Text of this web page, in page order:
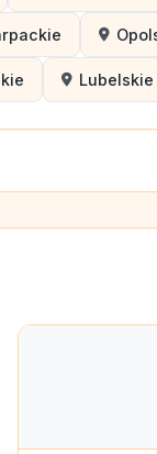
Lubelskie